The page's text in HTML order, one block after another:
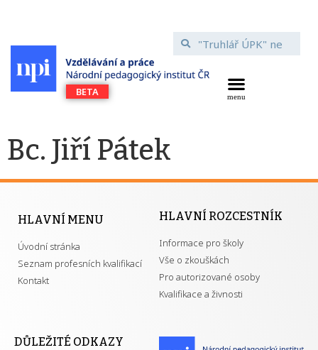
Bc. Jiří Pátek
HLAVNÍ MENU
Úvodní stránka
Seznam profesních kvalifikací
Kontakt
HLAVNÍ ROZCESTNÍK
Informace pro školy
Vše o zkouškách
Pro autorizované osoby
Kvalifikace a živnosti
DŮLEŽITÉ ODKAZY